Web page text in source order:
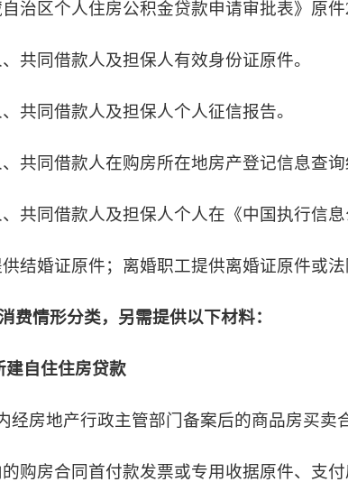
治区个人住房公积金贷款申请审批表》原件
共同借款人及担保人有效身份证原件。
共同借款人及担保人个人征信报告。
共同借款人在购房所在地房产登记信息查询
共同借款人及担保人个人在《中国执行信
结婚证原件；离婚职工提供离婚证原件或
费情形分类，另需提供以下材料：
建自住住房贷款
经房地产行政主管部门备案后的商品房买卖
购房合同首付款发票或专用收据原件、支